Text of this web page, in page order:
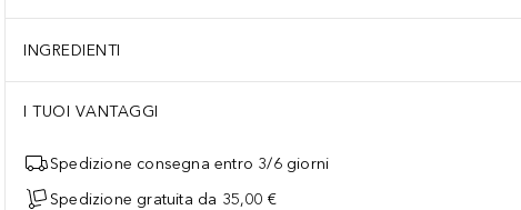
INGREDIENTI
I TUOI VANTAGGI
Spedizione consegna entro 3/6 giorni
Spedizione gratuita da 35,00 €